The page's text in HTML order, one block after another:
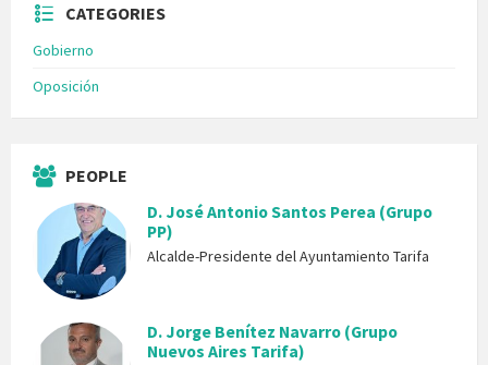
CATEGORIES
Gobierno
Oposición
PEOPLE
D. José Antonio Santos Perea (Grupo
PP)
Alcalde-Presidente del Ayuntamiento Tarifa
D. Jorge Benítez Navarro (Grupo
Nuevos Aires Tarifa)